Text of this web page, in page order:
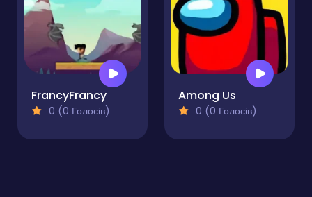
FrancyFrancy
0 (0 Голосів)
Among Us
0 (0 Голосів)